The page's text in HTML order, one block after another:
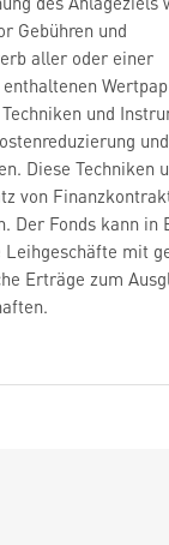
Gebühren und
aller oder einer
und
Diese Techniken
von
Der Fonds kann in
Leihgeschäfte mit
Erträge zum